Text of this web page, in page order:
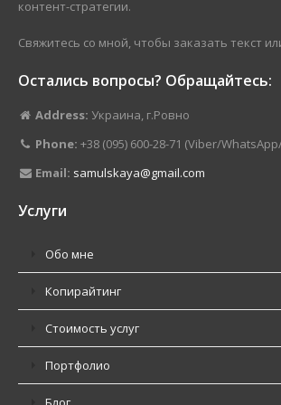
контент-стратегии.
Свяжитесь со мной, чтобы заказать текст
Остались вопросы? Обращайтесь:
Address: Украина, г.Ровно
Phone: +38 (095) 600-28-71 (Viber/
Email: samulskaya@gmail.com
Услуги
Обо мне
Копирайтинг
Стоимость услуг
Портфолио